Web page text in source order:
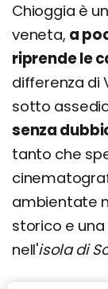
Chioggia è
veneta, a
riprende le
differenza di
sotto
senza
tanto che
ambientate
storico e
nell'isola di